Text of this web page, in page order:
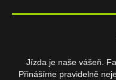
Jízda je naše vášeň.
Přinášíme pravidelně